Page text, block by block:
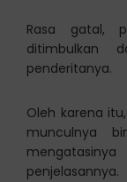
Rasa gatal,
ditimbulkan
penderitanya.
Oleh karena
munculnya
penjelasannya.